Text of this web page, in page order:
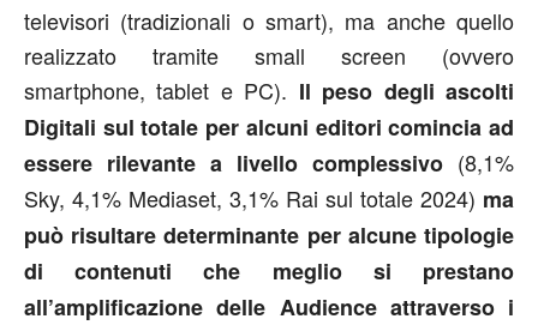
televisori (tradizionali o smart), ma anche quello
realizzato tramite small screen (ovvero
smartphone, tablet e PC). Il peso degli ascolti
Digitali sul totale per alcuni editori comincia ad
essere rilevante a livello complessivo (8,1%
Sky, 4,1% Mediaset, 3,1% Rai sul totale 2024) ma
può risultare determinante per alcune tipologie
di contenuti che meglio si prestano
all’amplificazione delle Audience attraverso i